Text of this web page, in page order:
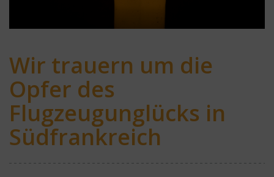
Wir trauern um die
Opfer des
Flugzeugunglücks in
Südfrankreich